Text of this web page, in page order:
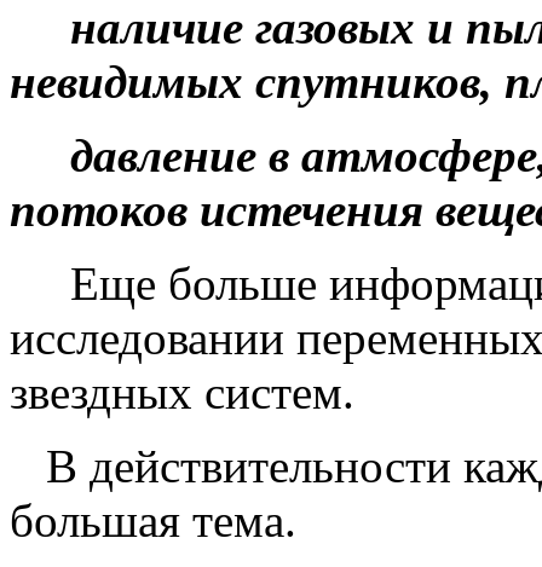
наличие газовых и
невидимых спутников,
давление в
потоков истечения
Еще больше
исследовании
звездных систем.
В действительности
большая тема.